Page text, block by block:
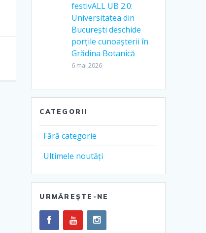
festivALL UB 2.0:
Universitatea din
București deschide
porțile cunoașterii în
Grădina Botanică
6 mai 2026
CATEGORII
Fără categorie
Ultimele noutăți
URMĂREȘTE-NE